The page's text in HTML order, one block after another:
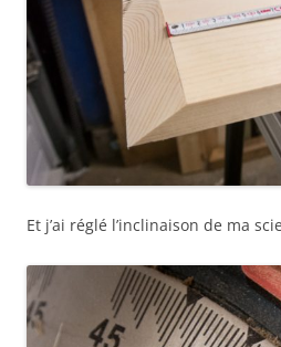
Et j’ai réglé l’inclinaison de ma